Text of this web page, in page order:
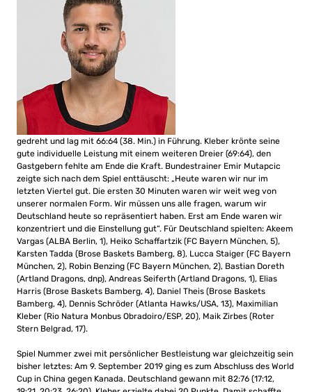
gedreht und lag mit 66:64 (38. Min.) in Führung. Kleber krönte seine
gute individuelle Leistung mit einem weiteren Dreier (69:64), den
Gastgebern fehlte am Ende die Kraft. Bundestrainer Emir Mutapcic
zeigte sich nach dem Spiel enttäuscht: „Heute waren wir nur im
letzten Viertel gut. Die ersten 30 Minuten waren wir weit weg von
unserer normalen Form. Wir müssen uns alle fragen, warum wir
Deutschland heute so repräsentiert haben. Erst am Ende waren wir
konzentriert und die Einstellung gut“. Für Deutschland spielten: Akeem
Vargas (ALBA Berlin, 1), Heiko Schaffartzik (FC Bayern München, 5),
Karsten Tadda (Brose Baskets Bamberg, 8), Lucca Staiger (FC Bayern
München, 2), Robin Benzing (FC Bayern München, 2), Bastian Doreth
(Artland Dragons, dnp), Andreas Seiferth (Artland Dragons, 1), Elias
Harris (Brose Baskets Bamberg, 4), Daniel Theis (Brose Baskets
Bamberg, 4), Dennis Schröder (Atlanta Hawks/USA, 13), Maximilian
Kleber (Rio Natura Monbus Obradoiro/ESP, 20), Maik Zirbes (Roter
Stern Belgrad, 17).
Spiel Nummer zwei mit persönlicher Bestleistung war gleichzeitig sein
bisher letztes: Am 9. September 2019 ging es zum Abschluss des World
Cup in China gegen Kanada. Deutschland gewann mit 82:76 (17:12,